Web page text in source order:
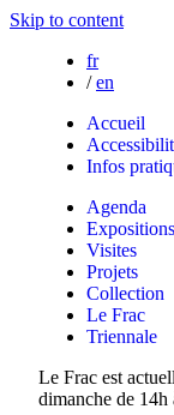
Skip to content
fr
/ en
Accueil
Infos
Agenda
Expositions
Visites
Projets
Collection
Le Frac
Triennale
Le Frac est
dimanche de 14h